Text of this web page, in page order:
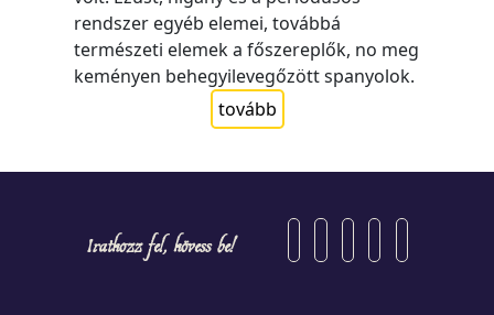
rendszer egyéb elemei, továbbá
természeti elemek a főszereplők, no meg
keményen behegyilevegőzött spanyolok.
tovább
Iratkozz fel, kövess be!